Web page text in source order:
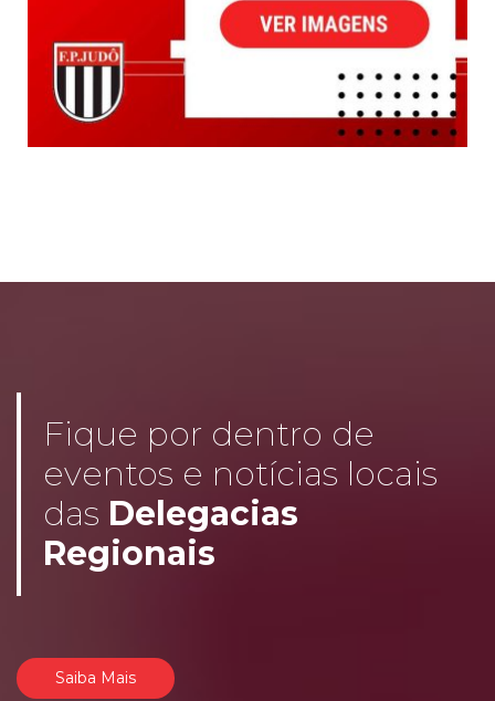
Fique por dentro de
eventos e notícias locais
das Delegacias
Regionais
Saiba Mais